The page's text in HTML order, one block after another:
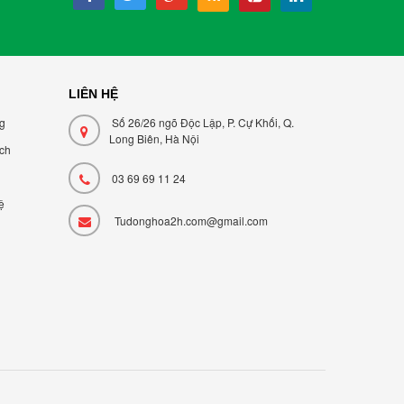
LIÊN HỆ
Số 26/26 ngõ Độc Lập, P. Cự Khối, Q.
Long Biên, Hà Nội
03 69 69 11 24
Tudonghoa2h.com@gmail.com